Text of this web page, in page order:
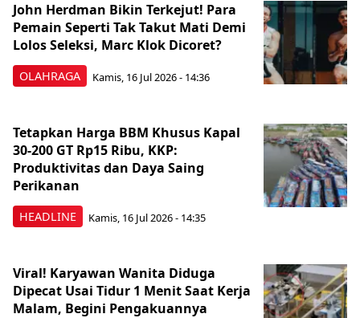
OLAHRAGA
John Herdman Bikin Terkejut! Para
Pemain Seperti Tak Takut Mati Demi
Lolos Seleksi, Marc Klok Dicoret?
Kamis, 16 Jul 2026 - 14:36
HEADLINE
Tetapkan Harga BBM Khusus Kapal
30-200 GT Rp15 Ribu, KKP:
Produktivitas dan Daya Saing
Perikanan
Kamis, 16 Jul 2026 - 14:35
Viral! Karyawan Wanita Diduga
Dipecat Usai Tidur 1 Menit Saat Kerja
Malam, Begini Pengakuannya